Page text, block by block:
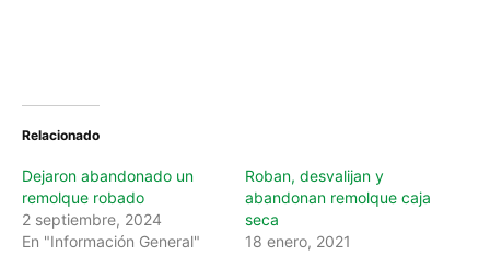
Relacionado
Dejaron abandonado un
remolque robado
2 septiembre, 2024
En "Información General"
Roban, desvalijan y
abandonan remolque caja
seca
18 enero, 2021